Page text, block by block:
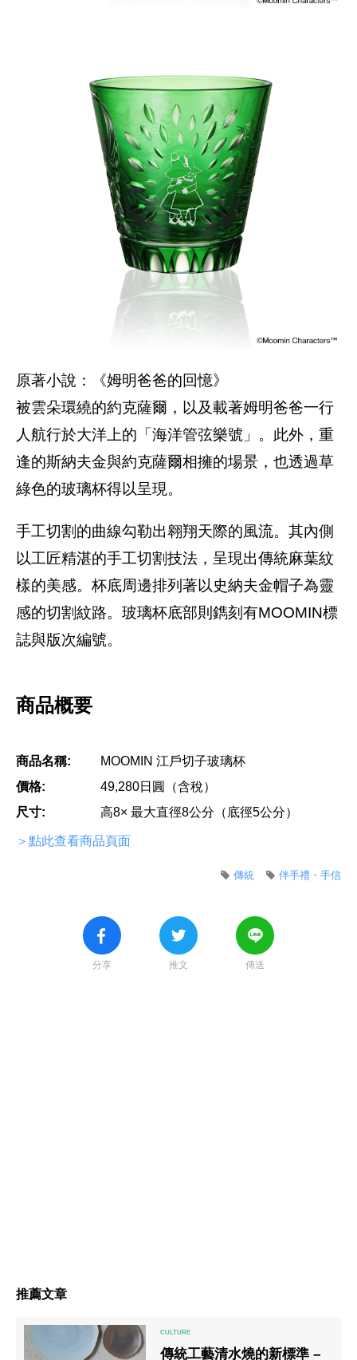
原著小說：《姆明爸爸的回憶》
被雲朵環繞的約克薩爾，以及載著姆明爸爸一行
人航行於大洋上的「海洋管弦樂號」。此外，重
逢的斯納夫金與約克薩爾相擁的場景，也透過草
綠色的玻璃杯得以呈現。
手工切割的曲線勾勒出翱翔天際的風流。其內側
以工匠精湛的手工切割技法，呈現出傳統麻葉紋
樣的美感。杯底周邊排列著以史納夫金帽子為靈
感的切割紋路。玻璃杯底部則鐫刻有MOOMIN標
誌與版次編號。
商品概要
商品名稱:
MOOMIN 江戶切子玻璃杯
價格:
49,280日圓（含稅）
尺寸:
高8× 最大直徑8公分（底徑5公分）
＞點此查看商品頁面
伴手禮・手信
傳統
分享 推文 傳送
推薦文章
傳統工藝清水燒的新標準 –